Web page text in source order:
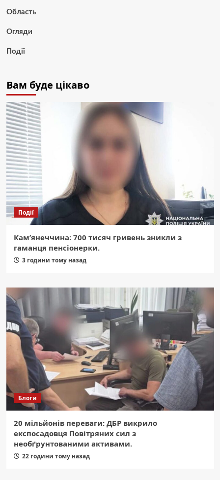
Область
Огляди
Події
Вам буде цікаво
Події
Кам’янеччина: 700 тисяч гривень зникли з
гаманця пенсіонерки.
3 години тому назад
Блоги
20 мільйонів переваги: ДБР викрило
експосадовця Повітряних сил з
необґрунтованими активами.
22 години тому назад